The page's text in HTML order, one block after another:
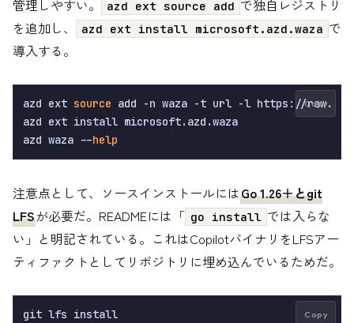
管理しやすい。
azd ext source add で独自レジストリ
を追加し、
azd ext install microsoft.azd.waza で
導入する。
azd ext source add -n waza -t url -l https://
azd ext install microsoft.azd.waza
azd waza --help
Copy
注意点として、ソースインストールにはGo 1.26＋とgit
LFSが必要だ。READMEには「 go install では入らな
い」と明記されている。これはCopilotバイナリをLFSアー
ティファクトとしてリポジトリに埋め込んでいるためだ。
git lfs install
Copy